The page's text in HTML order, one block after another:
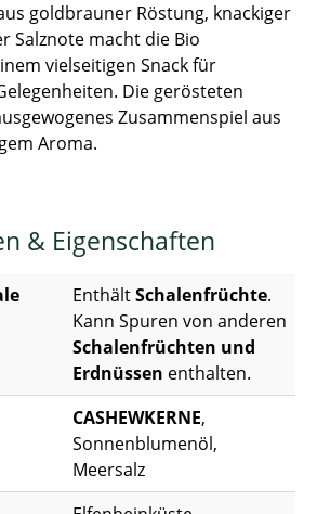
goldbrauner Röstung, knackiger
Salznote macht die Bio
vielseitigen Snack für
Die gerösteten
Zusammenspiel aus
Aroma.
& Eigenschaften
EnthältSchalenfrüchte.
Kann Spuren von anderen
Schalenfrüchten und
Erdnüssen enthalten.
CASHEWKERNE,
Sonnenblumenöl,
Meersalz